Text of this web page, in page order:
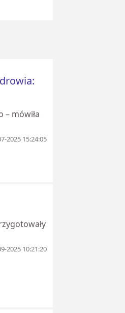
– mówiła
2025 15:24:05
2025 10:21:20